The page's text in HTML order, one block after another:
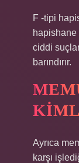
F -tipi
hapishane
ciddi
barındırır.
Ayrıca
karşı